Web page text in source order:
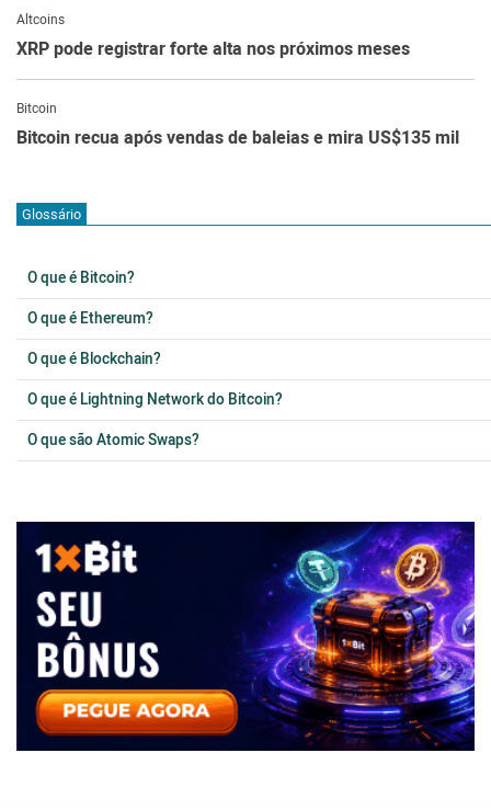
Altcoins
XRP pode registrar forte alta nos próximos meses
Bitcoin
Bitcoin recua após vendas de baleias e mira US$135 mil
Glossário
O que é Bitcoin?
O que é Ethereum?
O que é Blockchain?
O que é Lightning Network do Bitcoin?
O que são Atomic Swaps?